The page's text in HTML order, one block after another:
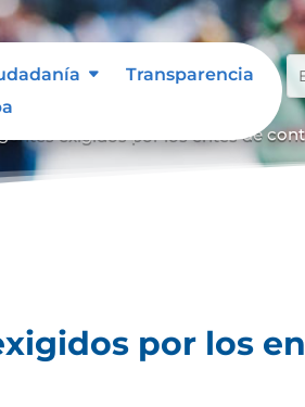
Transparencia
exigidos por los entes de
por los